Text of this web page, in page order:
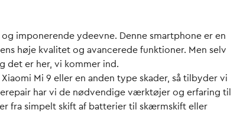
imponerende ydeevne. Denne smartphone er en
høje kvalitet og avancerede funktioner. Men selv
det er her, vi kommer ind.
Mi 9 eller en anden type skader, så tilbyder vi
har vi de nødvendige værktøjer og erfaring til
fra simpelt skift af batterier til skærmskift eller